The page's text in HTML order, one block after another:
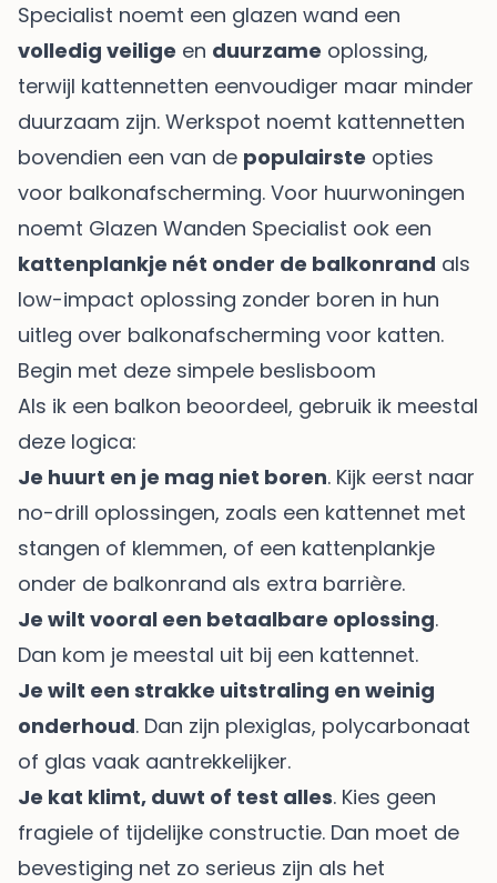
Specialist noemt een glazen wand een
volledig veilige en duurzame oplossing,
terwijl kattennetten eenvoudiger maar minder
duurzaam zijn. Werkspot noemt kattennetten
bovendien een van de populairste opties
voor balkonafscherming. Voor huurwoningen
noemt Glazen Wanden Specialist ook een
kattenplankje nét onder de balkonrand als
low-impact oplossing zonder boren in hun
uitleg over balkonafscherming voor katten.
Begin met deze simpele beslisboom
Als ik een balkon beoordeel, gebruik ik meestal
deze logica:
Je huurt en je mag niet boren. Kijk eerst naar
no-drill oplossingen, zoals een kattennet met
stangen of klemmen, of een kattenplankje
onder de balkonrand als extra barrière.
Je wilt vooral een betaalbare oplossing.
Dan kom je meestal uit bij een kattennet.
Je wilt een strakke uitstraling en weinig
onderhoud. Dan zijn plexiglas, polycarbonaat
of glas vaak aantrekkelijker.
Je kat klimt, duwt of test alles. Kies geen
fragiele of tijdelijke constructie. Dan moet de
bevestiging net zo serieus zijn als het